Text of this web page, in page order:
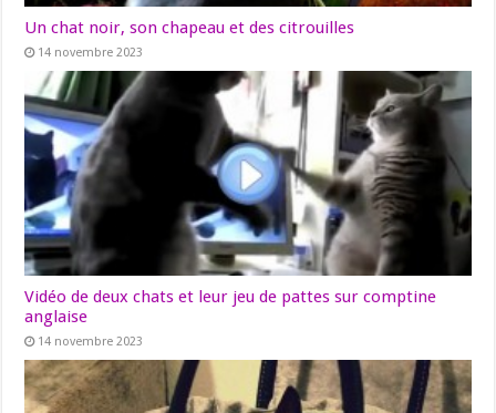
Un chat noir, son chapeau et des citrouilles
14 novembre 2023
Vidéo de deux chats et leur jeu de pattes sur comptine
anglaise
14 novembre 2023